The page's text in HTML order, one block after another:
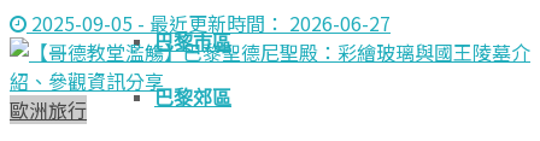
巴黎市區
巴黎郊區
2025-09-05 - 最近更新時間： 2026-06-27
歐洲旅行